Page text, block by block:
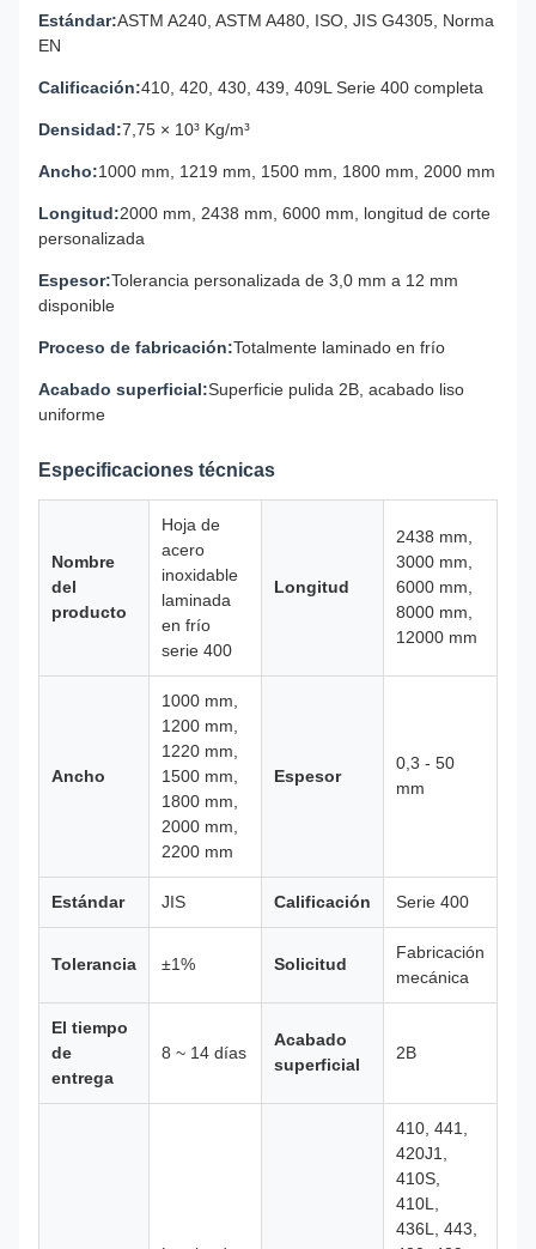
Estándar:ASTM A240, ASTM A480, ISO, JIS G4305, Norma
EN
Calificación:410, 420, 430, 439, 409L Serie 400 completa
Densidad:7,75 × 10³ Kg/m³
Ancho:1000 mm, 1219 mm, 1500 mm, 1800 mm, 2000 mm
Longitud:2000 mm, 2438 mm, 6000 mm, longitud de corte
personalizada
Espesor:Tolerancia personalizada de 3,0 mm a 12 mm
disponible
Proceso de fabricación:Totalmente laminado en frío
Acabado superficial:Superficie pulida 2B, acabado liso
uniforme
Especificaciones técnicas
Nombre
del
producto
Hoja de
acero
inoxidable
laminada
en frío
serie 400
Longitud
2438 mm,
3000 mm,
6000 mm,
8000 mm,
12000 mm
Ancho
1000 mm,
1200 mm,
1220 mm,
1500 mm,
1800 mm,
2000 mm,
2200 mm
Espesor
0,3 - 50
mm
Estándar JIS Calificación Serie 400
Tolerancia ±1% Solicitud
Fabricación
mecánica
El tiempo
de
entrega
8 ~ 14 días
Acabado
superficial
2B
410, 441,
420J1,
410S,
410L,
436L, 443,